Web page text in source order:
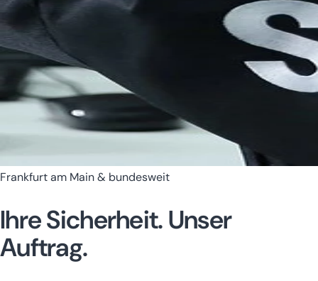
Hessen
Frankfurt am Main & bundesweit
Ihre Sicherheit.Unser
Auftrag.